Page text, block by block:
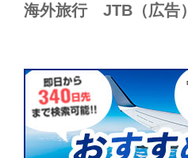
海外旅行 JTB（広告）